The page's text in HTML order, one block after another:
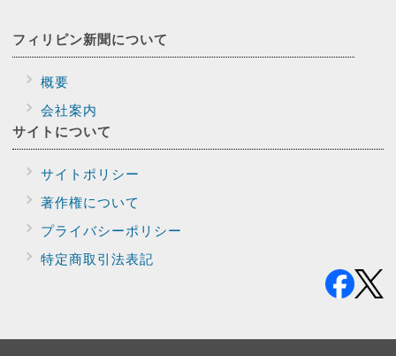
フィリピン新聞について
概要
会社案内
サイトについて
サイトポリシー
著作権について
プライバシーポリシー
特定商取引法表記